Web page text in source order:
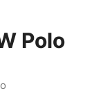
Polo